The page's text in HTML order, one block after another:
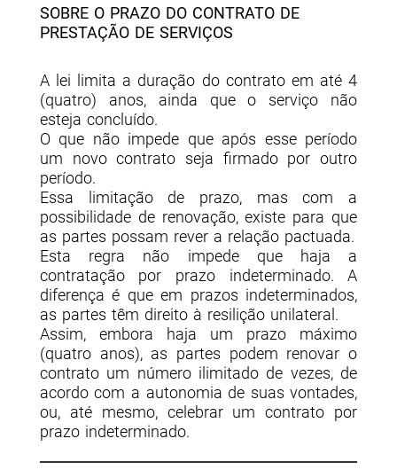
SOBRE O PRAZO DO CONTRATO DE
PRESTAÇÃO DE SERVIÇOS
A lei limita a duração do contrato em até 4
(quatro) anos, ainda que o serviço não
esteja concluído.
O que não impede que após esse período
um novo contrato seja firmado por outro
período.
Essa limitação de prazo, mas com a
possibilidade de renovação, existe para que
as partes possam rever a relação pactuada.
Esta regra não impede que haja a
contratação por prazo indeterminado. A
diferença é que em prazos indeterminados,
as partes têm direito à resilição unilateral.
Assim, embora haja um prazo máximo
(quatro anos), as partes podem renovar o
contrato um número ilimitado de vezes, de
acordo com a autonomia de suas vontades,
ou, até mesmo, celebrar um contrato por
prazo indeterminado.